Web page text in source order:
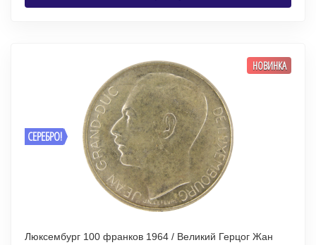
СЕРЕБРО!
НОВИНКА
Люксембург 100 франков 1964 / Великий Герцог Жан